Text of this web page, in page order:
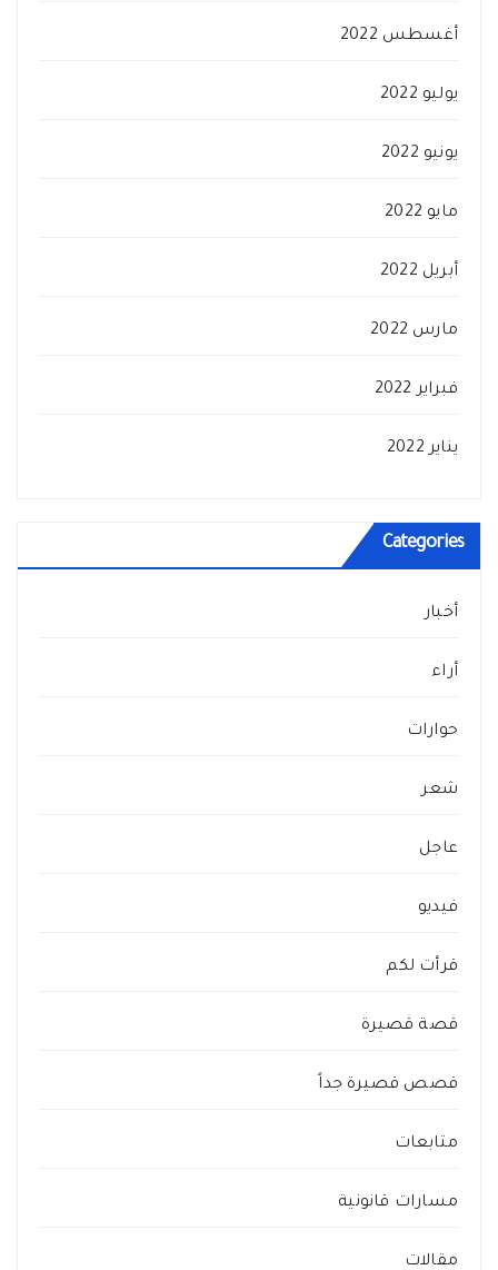
أغسطس 2022
يوليو 2022
يونيو 2022
مايو 2022
أبريل 2022
مارس 2022
فبراير 2022
يناير 2022
Categories
أخبار
أراء
حوارات
شعر
عاجل
فيديو
قرأت لكم
قصة قصيرة
قصص قصيرة جداً
متابعات
مسارات قانونية
مقالات